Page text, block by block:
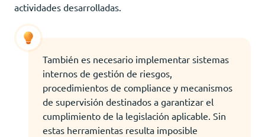
actividades desarrolladas.
También es necesario implementar sistemas
internos de gestión de riesgos,
procedimientos de compliance y mecanismos
de supervisión destinados a garantizar el
cumplimiento de la legislación aplicable. Sin
estas herramientas resulta imposible